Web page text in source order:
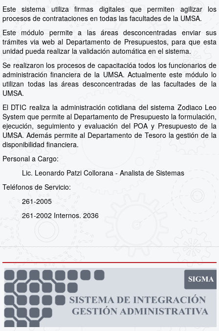
Este sistema utiliza firmas digitales que permiten agilizar los
procesos de contrataciones en todas las facultades de la UMSA.
Este módulo permite a las áreas desconcentradas enviar sus
trámites via web al Departamento de Presupuestos, para que esta
unidad pueda realizar la validación automática en el sistema.
Se realizaron los procesos de capacitacióa todos los funcionarios de
administración financiera de la UMSA. Actualmente este módulo lo
utilizan todas las áreas desconcentradas de las facultades de la
UMSA.
El DTIC realiza la administración cotidiana del sistema Zodiaco Leo
System que permite al Departamento de Presupuesto la formulación,
ejecución, seguimiento y evaluación del POA y Presupuesto de la
UMSA. Además permite al Departamento de Tesoro la gestión de la
disponibilidad financiera.
Personal a Cargo:
Lic. Leonardo Patzi Collorana - Analista de Sistemas
Teléfonos de Servicio:
261-2005
261-2002 Internos. 2036